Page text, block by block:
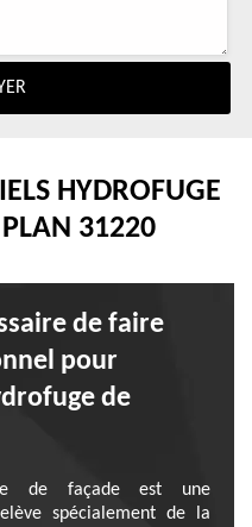
HYDROFUGE
PLAN 31220
de faire
pour
de
de façade est une
spécialement de la